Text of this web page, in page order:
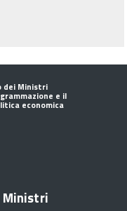
dei Ministri
e il
economica
Ministri